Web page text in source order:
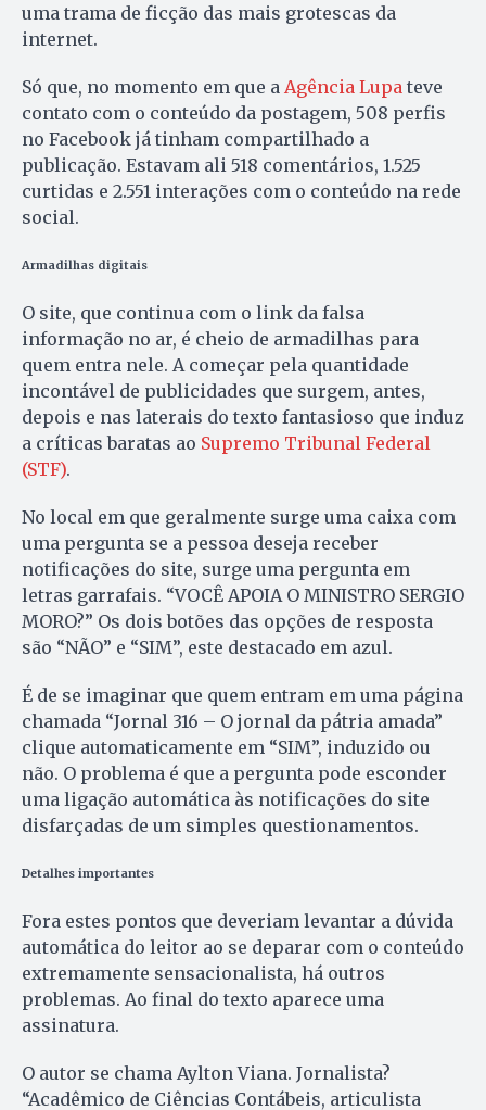
uma trama de ficção das mais grotescas da
internet.
Só que, no momento em que a Agência Lupa teve
contato com o conteúdo da postagem, 508 perfis
no Facebook já tinham compartilhado a
publicação. Estavam ali 518 comentários, 1.525
curtidas e 2.551 interações com o conteúdo na rede
social.
Armadilhas digitais
O site, que continua com o link da falsa
informação no ar, é cheio de armadilhas para
quem entra nele. A começar pela quantidade
incontável de publicidades que surgem, antes,
depois e nas laterais do texto fantasioso que induz
a críticas baratas ao Supremo Tribunal Federal
(STF).
No local em que geralmente surge uma caixa com
uma pergunta se a pessoa deseja receber
notificações do site, surge uma pergunta em
letras garrafais. “VOCÊ APOIA O MINISTRO SERGIO
MORO?” Os dois botões das opções de resposta
são “NÃO” e “SIM”, este destacado em azul.
É de se imaginar que quem entram em uma página
chamada “Jornal 316 – O jornal da pátria amada”
clique automaticamente em “SIM”, induzido ou
não. O problema é que a pergunta pode esconder
uma ligação automática às notificações do site
disfarçadas de um simples questionamentos.
Detalhes importantes
Fora estes pontos que deveriam levantar a dúvida
automática do leitor ao se deparar com o conteúdo
extremamente sensacionalista, há outros
problemas. Ao final do texto aparece uma
assinatura.
O autor se chama Aylton Viana. Jornalista?
“Acadêmico de Ciências Contábeis, articulista